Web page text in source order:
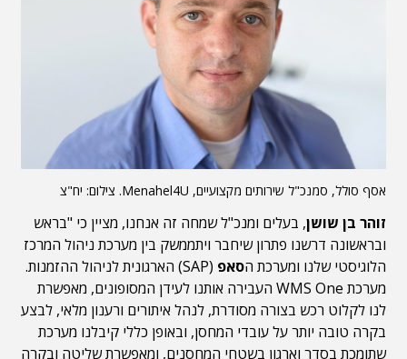
אסף סולל, סמנכ"ל שירותים מקצועיים, Menahel4U. צילום: יח"צ
זוהר בן שושן, בעלים ומנכ"ל שמחה זה אנחנו, מציין כי "בראש
ובראשונה דרשנו פתרון שיחבר ויתממשק בין מערכת ניהול המרכז
הלוגיסטי שלנו ומערכת הסאפ
(SAP) הארגונית לניהול ההזמנות.
מערכת WMS One העבירה אותנו לעידן המסופונים, מאפשרת
לנו לקלוט רכש בצורה מסודרת, לנהל איתורים ורענון מלאי, לבצע
בקרה טובה יותר על עובדי המחסן, ובאופן כללי קיבלנו מערכת
שתומכת בסדר וארגון בשטחי המחסנים, ומאפשרת שליטה ובקרה